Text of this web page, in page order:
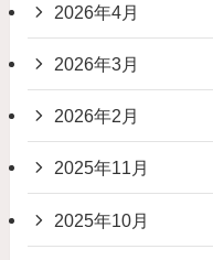
2026年4月
2026年3月
2026年2月
2025年11月
2025年10月